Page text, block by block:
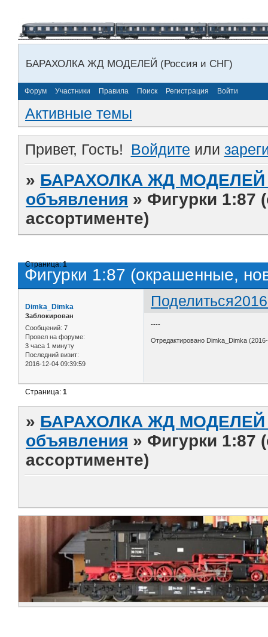
БАРАХОЛКА ЖД МОДЕЛЕЙ (Россия и СНГ)
Форум Участники Правила Поиск Регистрация Войти
Активные темы
Привет, Гость! Войдите или
» БАРАХОЛКА ЖД МОДЕЛЕЙ
объявления » Фигурки 1:87
ассортименте)
Фигурки 1:87 (окрашенные,
Страница:1
Поделиться
Dimka_Dimka
Заблокирован
Сообщений: 7
Провел на форуме:
3 часа 1 минуту
Последний визит:
2016-12-04 09:39:59
----
Отредактировано Dimka_Dimka
Страница:1
» БАРАХОЛКА ЖД МОДЕЛЕЙ
объявления » Фигурки 1:87
ассортименте)